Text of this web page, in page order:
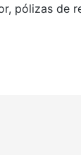
pólizas de